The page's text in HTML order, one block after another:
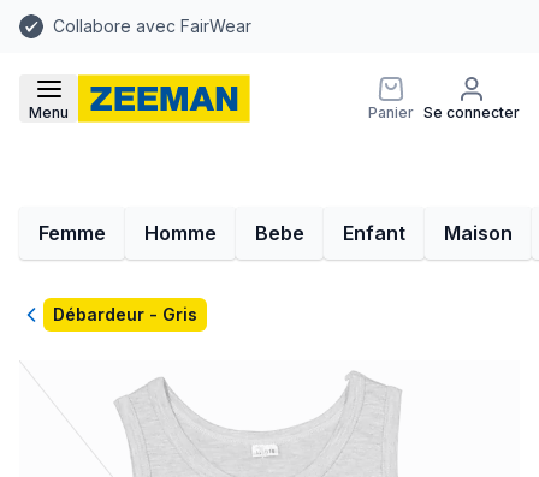
Collabore avec FairWear
Menu Panier Se connecter
Femme Homme Bebe Enfant Maison
RetourDébardeur - Gris